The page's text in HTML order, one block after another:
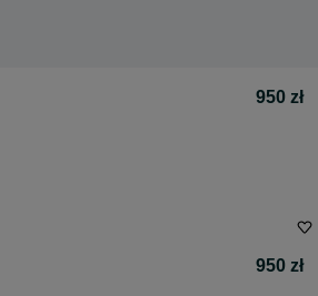
950 zł
950 zł